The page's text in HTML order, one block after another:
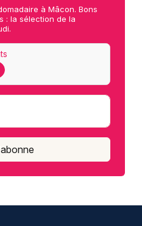
à Mâcon. Bons
: la sélection de la